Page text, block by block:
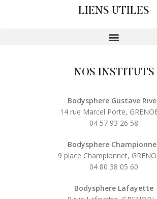
LIENS UTILES
NOS INSTITUTS
Bodysphere Gustave
14 rue Marcel Porte,
04 57 93 26 58
Bodysphere
9 place Championnet,
04 80 38 05 60
Bodysphere Lafayette